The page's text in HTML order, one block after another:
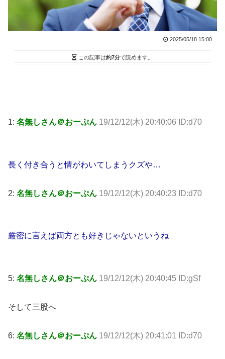
2025/05/18 15:00
この記事は約7分で読めます。
1: 名無しさん＠おーぷん 19/12/12(木) 20:40:06 ID:d70
長く付き合うと情がわいてしまうクズや…
2: 名無しさん＠おーぷん 19/12/12(木) 20:40:23 ID:d70
厳密に言えば両方とも好きじゃないというね
5: 名無しさん＠おーぷん 19/12/12(木) 20:40:45 ID:gSf
そして三股へ
6: 名無しさん＠おーぷん 19/12/12(木) 20:41:01 ID:d70